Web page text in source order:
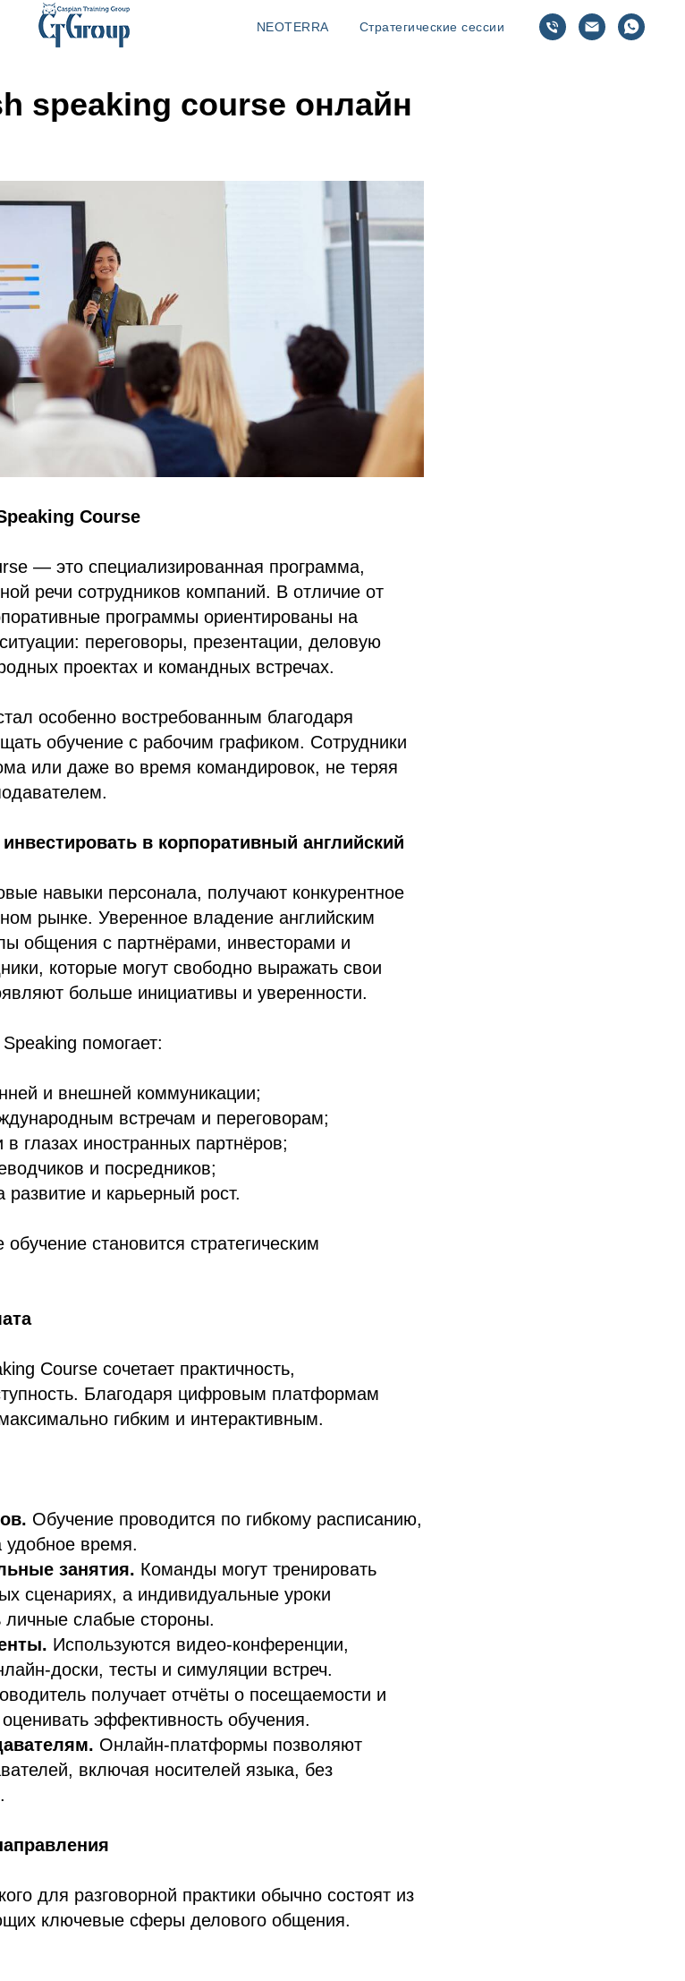
NEOTERRA Стратегические сессии
speaking course онлайн
Course
— это специализированная программа,
речи сотрудников компаний. В отличие от
программы ориентированы на
переговоры, презентации, деловую
проектах и командных встречах.
особенно востребованным благодаря
обучение с рабочим графиком. Сотрудники
или даже во время командировок, не теряя
в корпоративный английский
навыки персонала, получают конкурентное
рынке. Уверенное владение английским
общения с партнёрами, инвесторами и
которые могут свободно выражать свои
больше инициативы и уверенности.
помогает:
и внешней коммуникации;
встречам и переговорам;
глазах иностранных партнёров;
и посредников;
и карьерный рост.
становится стратегическим
Course сочетает практичность,
Благодаря цифровым платформам
гибким и интерактивным.
Обучение проводится по гибкому расписанию,
удобное время.
занятия. Команды могут тренировать
сценариях, а индивидуальные уроки
личные слабые стороны.
Используются видео-конференции,
доски, тесты и симуляции встреч.
получает отчёты о посещаемости и
оценивать эффективность обучения.
Онлайн-платформы позволяют
включая носителей языка, без
для разговорной практики обычно состоят из
ключевые сферы делового общения.